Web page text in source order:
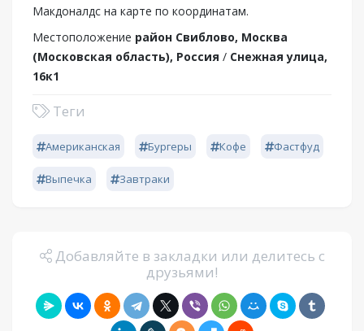
Макдоналдс на карте по координатам.
Местоположение район Свиблово, Москва
(Московская область), Россия / Снежная улица,
16к1
Теги
Американская Бургеры Кофе Фастфуд
Выпечка Завтраки
Добавляйте в закладки или делитесь с
друзьями!